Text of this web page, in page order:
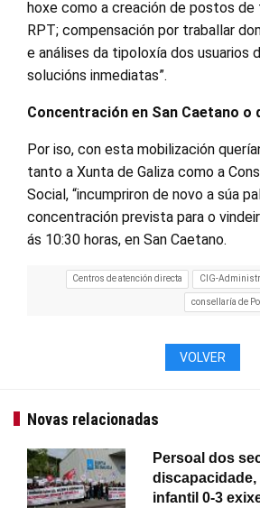
hoxe como a creación de postos
RPT; compensación por traballar
e análises da tipoloxía dos usuarios
solucións inmediatas”.
Concentración en San Caetano o
Por iso, con esta mobilización
tanto a Xunta de Galiza como a
Social, “incumpriron de novo a súa
concentración prevista para o
ás 10:30 horas, en San Caetano.
Centros de atención directa CIG-
consellaría de
VOLVER
Novas relacionadas
Persoal dos
discapacidade,
infantil 0-3